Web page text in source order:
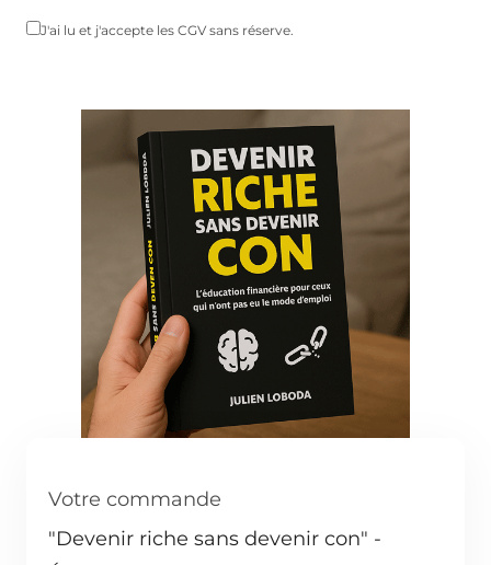
J'ai lu et j'accepte les CGV sans réserve.
Votre commande
"Devenir riche sans devenir con" -